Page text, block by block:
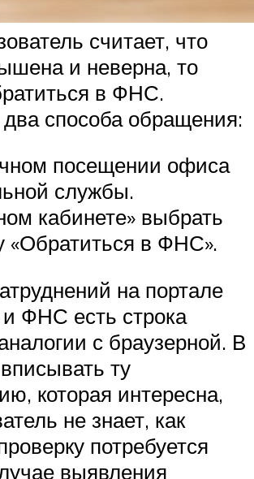
считает, что
и неверна, то
в ФНС.
способа обращения:
посещении офиса
службы.
кабинете» выбрать
«Обратиться в ФНС».
на портале
и ФНС есть строка
с браузерной. В
ту
которая интересна,
не знает, как
потребуется
выявления